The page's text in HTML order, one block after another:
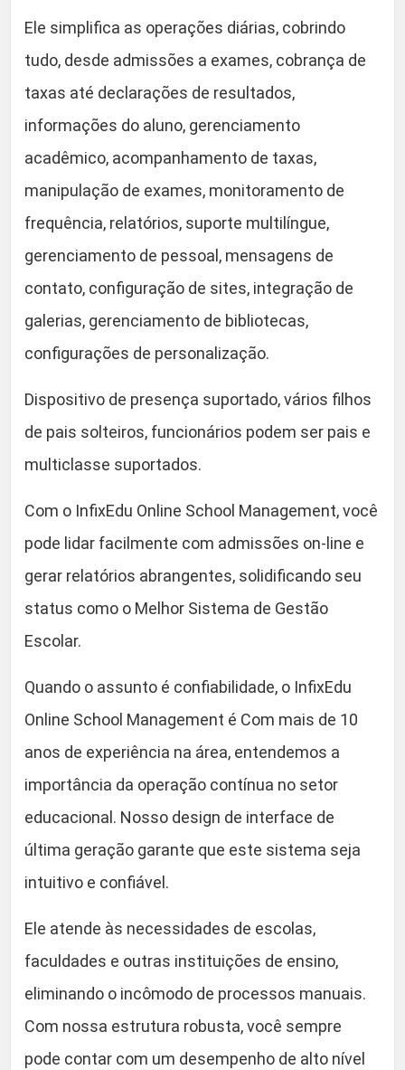
Ele simplifica as operações diárias, cobrindo
tudo, desde admissões a exames, cobrança de
taxas até declarações de resultados,
informações do aluno, gerenciamento
acadêmico, acompanhamento de taxas,
manipulação de exames, monitoramento de
frequência, relatórios, suporte multilíngue,
gerenciamento de pessoal, mensagens de
contato, configuração de sites, integração de
galerias, gerenciamento de bibliotecas,
configurações de personalização.
Dispositivo de presença suportado, vários filhos
de pais solteiros, funcionários podem ser pais e
multiclasse suportados.
Com o InfixEdu Online School Management, você
pode lidar facilmente com admissões on-line e
gerar relatórios abrangentes, solidificando seu
status como o Melhor Sistema de Gestão
Escolar.
Quando o assunto é confiabilidade, o InfixEdu
Online School Management é Com mais de 10
anos de experiência na área, entendemos a
importância da operação contínua no setor
educacional. Nosso design de interface de
última geração garante que este sistema seja
intuitivo e confiável.
Ele atende às necessidades de escolas,
faculdades e outras instituições de ensino,
eliminando o incômodo de processos manuais.
Com nossa estrutura robusta, você sempre
pode contar com um desempenho de alto nível